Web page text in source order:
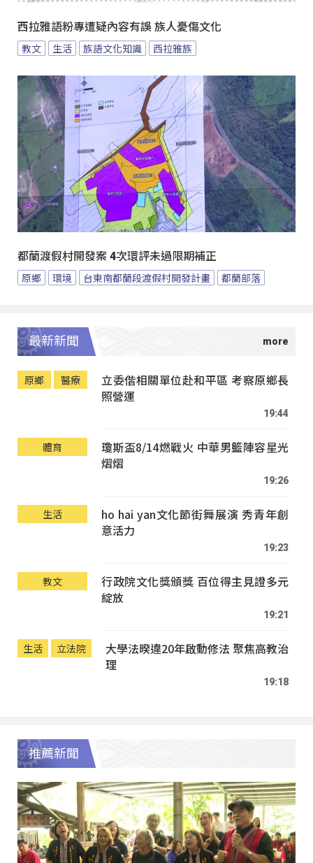
西拉雅語粉專遭疑內容有誤 族人憂傷文化
教文 生活 族語文化知識 西拉雅族
都蘭渡假村開發案 4次環評未過限期補正
原鄉 環境 台東南都蘭段渡假村開發計畫 都蘭部落
最新新聞
原鄉 醫療
立委偕相關單位赴和平區 考察原鄉長
照營運
19:44
體育
瓊斯盃8/14燃戰火 中華男籃陣容星光
熠熠
19:26
生活
ho hai yan文化節街舞展演 秀青年創
意活力
19:23
教文
行政院文化獎頒獎 百位得主見證多元
綻放
19:21
生活 立法院
大學法暌違20年啟動修法 聚焦高教治
理
19:18
推薦新聞